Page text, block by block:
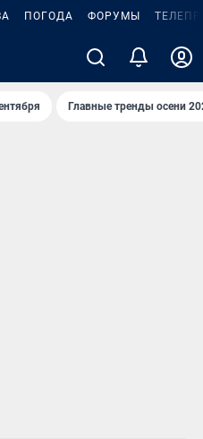
ПОГОДА ФОРУМЫ
Главные тренды осени